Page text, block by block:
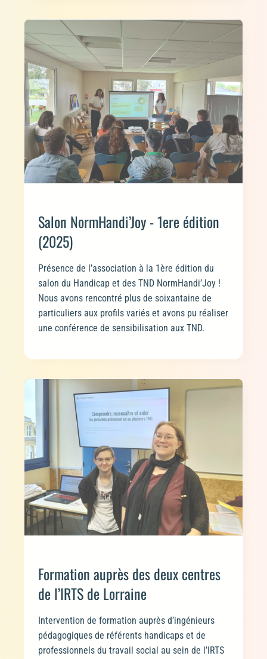
Salon NormHandi’Joy - 1ere édition
(2025)
Présence de l’association à la 1ère édition du
salon du Handicap et des TND NormHandi’Joy !
Nous avons rencontré plus de soixantaine de
particuliers aux profils variés et avons pu réaliser
une conférence de sensibilisation aux TND.
Formation auprès des deux centres
de l’IRTS de Lorraine
Intervention de formation auprès d’ingénieurs
pédagogiques de référents handicaps et de
professionnels du travail social au sein de l’IRTS